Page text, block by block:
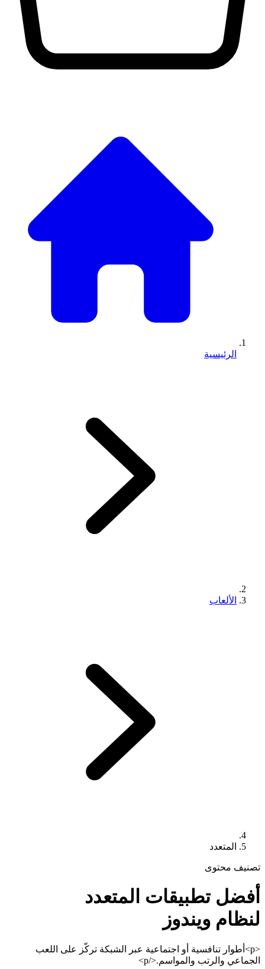
الرئيسية
الألعاب
المتعدد
تصنيف محتوى
أفضل تطبيقات المتعدد
لنظام ويندوز
<p>أطوار تنافسية أو اجتماعية عبر الشبكة تركّز على اللعب
الجماعي والرتب والمواسم.</p>